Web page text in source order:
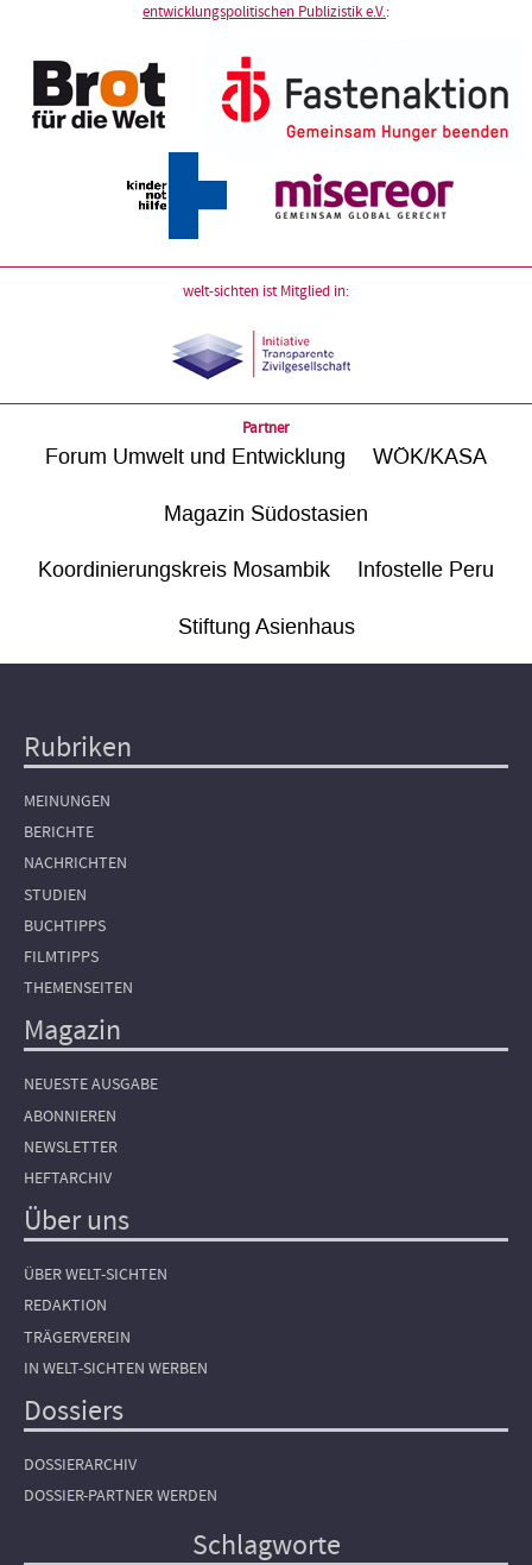
entwicklungspolitischen Publizistik e.V.:
welt-sichten ist Mitglied in:
Partner
Forum Umwelt und Entwicklung WÖK/KASA
Magazin Südostasien
Koordinierungskreis Mosambik Infostelle Peru
Stiftung Asienhaus
Hauptnavigation
Rubriken
MEINUNGEN
BERICHTE
NACHRICHTEN
STUDIEN
BUCHTIPPS
FILMTIPPS
THEMENSEITEN
Magazin
NEUESTE AUSGABE
ABONNIEREN
NEWSLETTER
HEFTARCHIV
Über uns
ÜBER WELT-SICHTEN
REDAKTION
TRÄGERVEREIN
IN WELT-SICHTEN WERBEN
Dossiers
DOSSIERARCHIV
DOSSIER-PARTNER WERDEN
Schlagworte